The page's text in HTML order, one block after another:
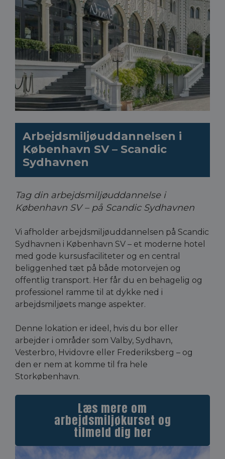
Arbejdsmiljøuddannelsen i
København SV – Scandic
Sydhavnen
Tag din arbejdsmiljøuddannelse i
København SV – på Scandic Sydhavnen
Vi afholder arbejdsmiljøuddannelsen på Scandic
Sydhavnen i København SV – et moderne hotel
med gode kursusfaciliteter og en central
beliggenhed tæt på både motorvejen og
offentlig transport. Her får du en behagelig og
professionel ramme til at dykke ned i
arbejdsmiljøets mange aspekter.
Denne lokation er ideel, hvis du bor eller
arbejder i områder som Valby, Sydhavn,
Vesterbro, Hvidovre eller Frederiksberg – og
den er nem at komme til fra hele
Storkøbenhavn.
Læs mere om
arbejdsmiljøkurset og
tilmeld dig her